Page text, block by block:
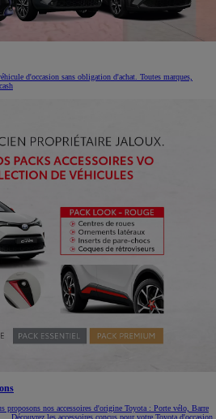
d'occasion sans obligation d'achat. Toutes marques,
proposons nos accessoires d'origine Toyota : Porte vélo, Barre
Découvrez les accessoires conçus pour votre Toyota d'occasion.